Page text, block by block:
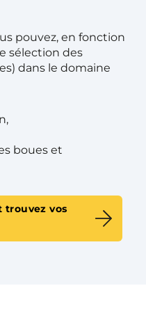
pouvez, en fonction
sélection des
dans le domaine
boues et
trouvez vos